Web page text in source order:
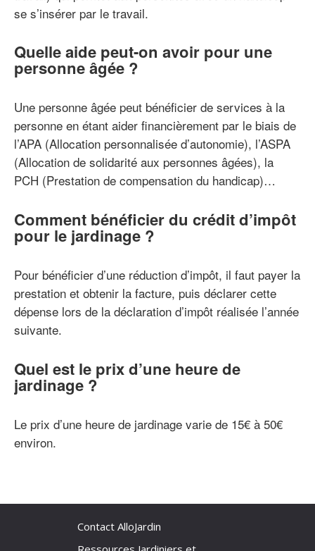
se s’insérer par le travail.
Quelle aide peut-on avoir pour une
personne âgée ?
Une personne âgée peut bénéficier de services à la
personne en étant aider financièrement par le biais de
l’APA (Allocation personnalisée d’autonomie), l’ASPA
(Allocation de solidarité aux personnes âgées), la
PCH (Prestation de compensation du handicap)…
Comment bénéficier du crédit d’impôt
pour le jardinage ?
Pour bénéficier d’une réduction d’impôt, il faut payer la
prestation et obtenir la facture, puis déclarer cette
dépense lors de la déclaration d’impôt réalisée l’année
suivante.
Quel est le prix d’une heure de
jardinage ?
Le prix d’une heure de jardinage varie de 15€ à 50€
environ.
Contact AlloJardin